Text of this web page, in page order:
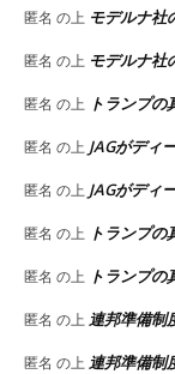
匿名 の上 モデルナ社
匿名 の上 モデルナ社
匿名 の上 トランプの
匿名 の上 JAGがディ
匿名 の上 JAGがディ
匿名 の上 トランプの
匿名 の上 トランプの
匿名 の上 連邦準備制
匿名 の上 連邦準備制